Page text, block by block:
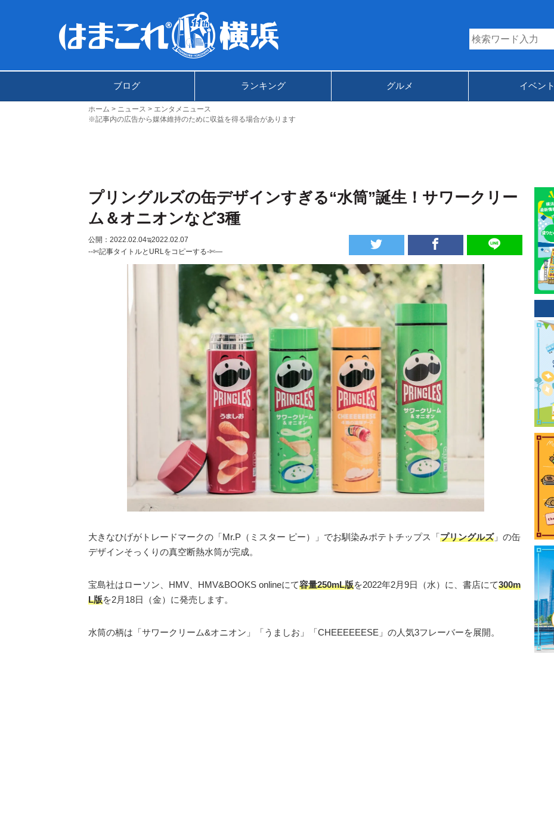
ブログ ランキング グルメ イベント
ホーム ニュース
エンタメニュース
※記事内の広告から媒体維持のために収益を得る場合があります
プリングルズの缶デザインすぎる“水筒”誕生！サワークリー
ム＆オニオンなど3種
公開：2022.02.04ಇ2022.02.07
--✄記事タイトルとURLをコピーする-✄—
大きなひげがトレードマークの「Mr.P（ミスター ピー）」でお馴染みポテトチップス「プリングルズ」の缶
デザインそっくりの真空断熱水筒が完成。
宝島社はローソン、HMV、HMV&BOOKS onlineにて容量250mL版を2022年2月9日（水）に、書店にて300m
L版を2月18日（金）に発売します。
水筒の柄は「サワークリーム&オニオン」「うましお」「CHEEEEEESE」の人気3フレーバーを展開。